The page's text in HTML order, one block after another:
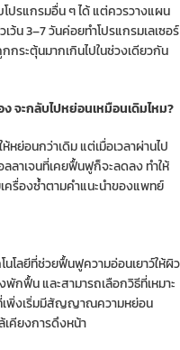
ปรแกรมอื่น ๆ ได้ แต่ควรวางแผน
เว้น 3–7 วันค่อยทำโปรแกรมเลเซอร์
กระตุ้นมากเกินไปในช่วงเดียวกัน
จะกลับไปหย่อนเหมือนเดิมไหม?
หย่อนกว่าเดิม แต่เมื่อเวลาผ่านไป
ลาเจนที่เคยฟื้นฟูก็จะลดลง ทำให้
ครื่องซ้ำตามคำแนะนำของแพทย์
นโลยีที่ช่วยฟื้นฟูความอ่อนเยาว์ให้ผิว
กฟื้น และสามารถเลือกวิธีที่เหมาะ
เพิ่งเริ่มมีสัญญาณความหย่อน
คียงการดึงหน้า